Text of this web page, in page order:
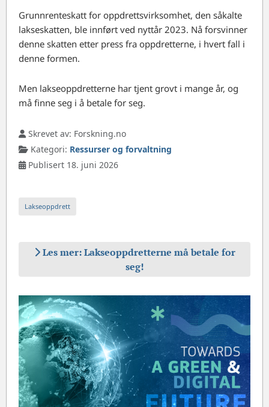
Grunnrenteskatt for oppdrettsvirksomhet, den såkalte
lakseskatten, ble innført ved nyttår 2023. Nå forsvinner
denne skatten etter press fra oppdretterne, i hvert fall i
denne formen.
Men lakseoppdretterne har tjent grovt i mange år, og
må finne seg i å betale for seg.
Skrevet av: Forskning.no
Kategori: Ressurser og forvaltning
Publisert 18. juni 2026
Lakseoppdrett
Les mer: Lakseoppdretterne må betale for
seg!